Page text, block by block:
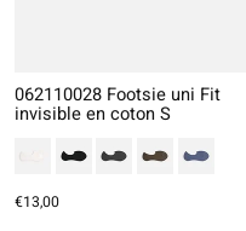
062110028 Footsie uni Fit
invisible en coton S
€13,00